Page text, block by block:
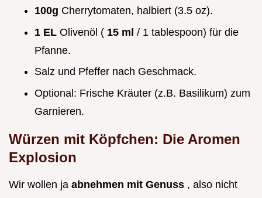
100g Cherrytomaten, halbiert (3.5 oz).
1 EL Olivenöl ( 15 ml / 1 tablespoon) für die
Pfanne.
Salz und Pfeffer nach Geschmack.
Optional: Frische Kräuter (z.B. Basilikum) zum
Garnieren.
Würzen mit Köpfchen: Die Aromen
Explosion
Wir wollen ja abnehmen mit Genuss , also nicht